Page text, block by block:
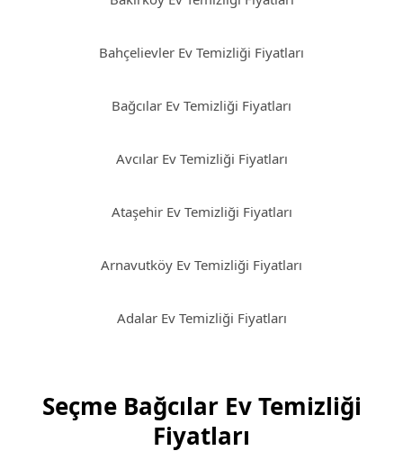
Bahçelievler Ev Temizliği Fiyatları
Bağcılar Ev Temizliği Fiyatları
Avcılar Ev Temizliği Fiyatları
Ataşehir Ev Temizliği Fiyatları
Arnavutköy Ev Temizliği Fiyatları
Adalar Ev Temizliği Fiyatları
Seçme Bağcılar Ev Temizliği
Fiyatları